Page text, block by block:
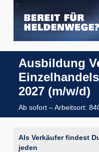
Ausbildung
2027 (m/w/d)
Ab sofort – Arbeitsort:
Als Verkäufer findest
jeden